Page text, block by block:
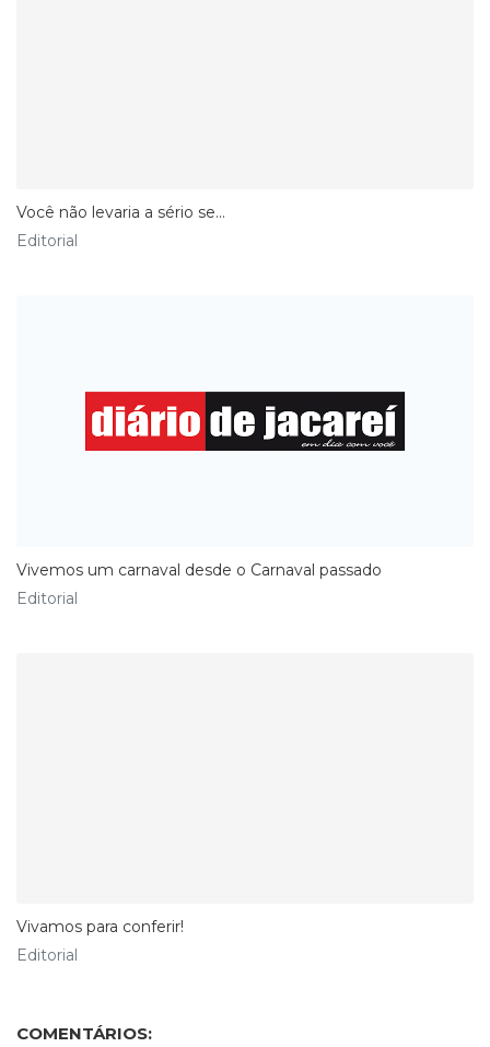
Você não levaria a sério se...
Editorial
Vivemos um carnaval desde o Carnaval passado
Editorial
Vivamos para conferir!
Editorial
COMENTÁRIOS: